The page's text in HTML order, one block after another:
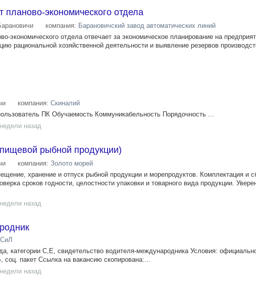
планово-экономического отдела
компания: Барановичский завод автоматических линий
экономического отдела отвечает за экономическое планирование на
рациональной хозяйственной деятельности и выявление резервов
компания: Скиналий
ПК Обучаемость Коммуникабельность Порядочность ...
назад
рыбной продукции)
компания: Золото морей
хранение и отпуск рыбной продукции и морепродуктов. Комплектация и
сроков годности, целостности упаковки и товарного вида продукции.
назад
СиЛ
категории С,Е, свидетельство водителя-международника Условия:
соц. пакет Ссылка на вакансию скопирована:...
назад